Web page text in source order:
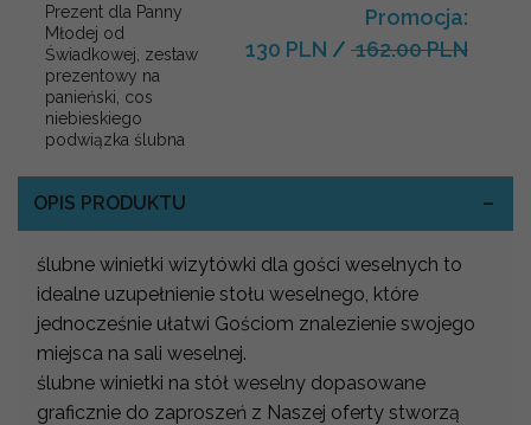
Prezent dla Panny
Młodej od
Świadkowej, zestaw
prezentowy na
panieński, cos
niebieskiego
podwiązka ślubna
Promocja:
130 PLN / 162.00 PLN
OPIS PRODUKTU
ślubne winietki wizytówki dla gości weselnych to
idealne uzupełnienie stołu weselnego, które
jednocześnie ułatwi Gościom znalezienie swojego
miejsca na sali weselnej.
ślubne winietki na stół weselny dopasowane
graficznie do zaproszeń z Naszej oferty stworzą